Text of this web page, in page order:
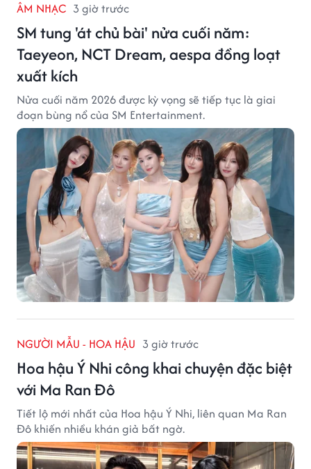
ÂM NHẠC 3 giờ trước
SM tung 'át chủ bài' nửa cuối năm:
Taeyeon, NCT Dream, aespa đồng loạt
xuất kích
Nửa cuối năm 2026 được kỳ vọng sẽ tiếp tục là giai
đoạn bùng nổ của SM Entertainment.
NGƯỜI MẪU - HOA HẬU 3 giờ trước
Hoa hậu Ý Nhi công khai chuyện đặc biệt
với Ma Ran Đô
Tiết lộ mới nhất của Hoa hậu Ý Nhi, liên quan Ma Ran
Đô khiến nhiều khán giả bất ngờ.